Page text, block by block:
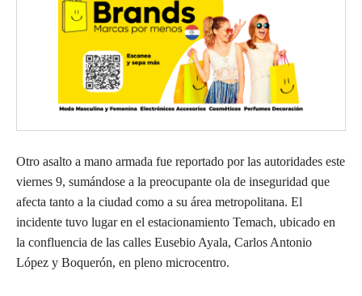
Otro asalto a mano armada fue reportado por las autoridades este
viernes 9, sumándose a la preocupante ola de inseguridad que
afecta tanto a la ciudad como a su área metropolitana. El
incidente tuvo lugar en el estacionamiento Temach, ubicado en
la confluencia de las calles Eusebio Ayala, Carlos Antonio
López y Boquerón, en pleno microcentro.